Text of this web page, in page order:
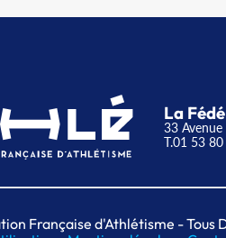
La
33
T.01 53
Française d'Athlétisme - Tous